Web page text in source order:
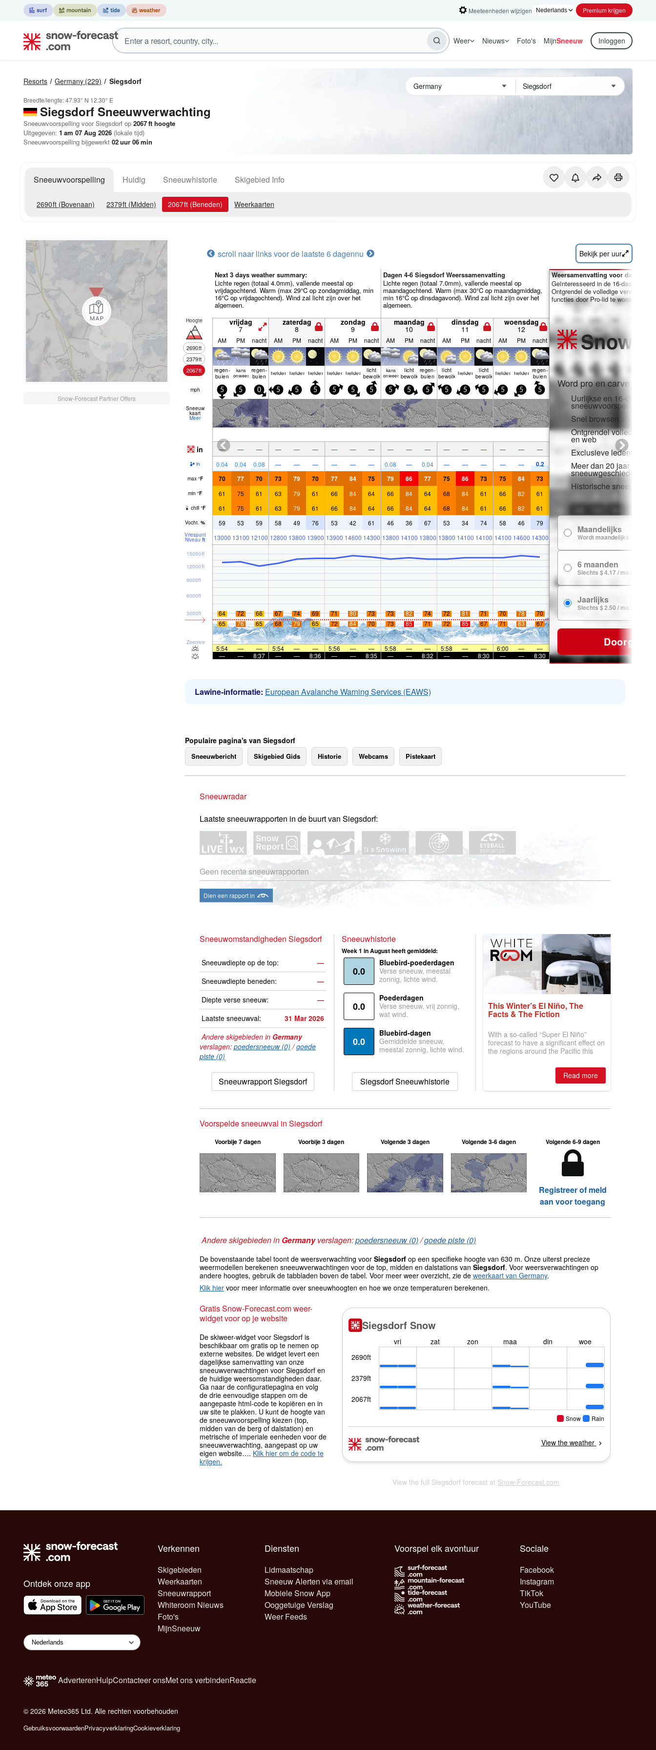
Meeteenheden wijzigen Premium krijgen
Weer Nieuws Foto's MijnSneeuw Inloggen
Resorts Germany (229) Siegsdorf
Breedte/lengte:47.93° N 12.30° E
Siegsdorf Sneeuwverwachting
Sneeuwvoorspelling voor Siegsdorf op 2067ft hoogte
Uitgegeven: 1 am 07 Aug 2026 (lokale tijd)
Sneeuwvoorspelling bijgewerkt 02uur 06min
Sneeuwvoorspelling Huidig Sneeuwhistorie Skigebied Info
2690ft (Bovenaan) 2379ft (Midden) 2067ft (Beneden) Weerkaarten
Snow-Forecast Partner Offers
scroll naar links voor de laatste 6 dagennu Bekijk per uur
Next 3 days weather summary:
Lichte regen (totaal 4.0mm), vallende meestal op
vrijdagochtend. Warm (max 29°C op zondagmiddag, min
16°C op vrijdagochtend). Wind zal licht zijn over het
algemeen.
Dagen 4-6 Siegsdorf Weerssamenvatting
Lichte regen (totaal 7.0mm), vallende meestal op
maandagochtend. Warm (max 30°C op maandagmiddag,
min 16°C op dinsdagavond). Wind zal licht zijn over het
algemeen.
Hoogte
2690ft
2379ft
2067ft
vrijdag
7
zaterdag
8
zondag
9
maandag
10
dinsdag
11
woensdag
12
AM PM nacht AM PM nacht AM PM nacht AM PM nacht AM PM nacht AM PM nacht
regen­
buien
kans
onweer
regen­
buien helder helder helder helder helder licht
bewolkt
kans
onweer
licht
bewolkt
regen­
buien
licht
bewolkt helder licht
bewolkt helder helder regen­
buien
mph 5 5 0 5 5 5 5 5 5 5 5 5 5 5 5 5 5 5
Sneeuw
kaart
Meer
in — — — — — — — — — — — — — — — — — —
in 0.04 0.04 0.08 — — — — — — 0.08 — 0.04 — — — — — 0.2
max °F 70 77 70 73 79 70 77 84 75 79 86 77 75 86 73 75 84 73
min °F 61 75 61 63 79 61 66 84 64 66 84 64 68 84 61 66 82 61
chill °F 61 75 61 63 79 61 66 84 64 66 84 64 68 84 61 66 82 61
Vocht. % 59 53 59 58 49 76 53 42 61 46 36 67 53 34 74 58 46 79
Vriespunt
Niveau ft 13000 13100 12100 12800 13800 13900 13900 14600 14300 13800 14100 13800 13800 14100 14100 14100 14600 14300
Zeeniveau
3000ft
6000ft
9000ft
12000ft
15000ft
64 72 66 67 74 69 71 80 73 73 82 74 72 81 71 70 78
70
65
76 65 68 79 65 72 84 70 73 85 71 72 85 67 71 83 67
5:54 — — 5:54 — — 5:56 — — 5:58 — — 5:58 — — 6:00 —
—
—
— 8:37 — — 8:36 — — 8:35 — — 8:32 — — 8:30 — — 8:30
Weersamenvatting voor dagen 7-
Geïnteresseerd in de 16-daagse
Ontgrendel de volledige
functies door Pro-lid te worden.
Snow
Word pro en carve uit:
Uurlijkse en 16-daagse
sneeuwvoorspellingen
Snel browsen zonder
Ontgrendel volledige
en web
Exclusieve
Meer dan 20 jaar
sneeuwgeschiedenis
Historische
Maandelijks
Wordt maandelijks verlengd
6 maanden
Slechts $ 4.17 / maand
Jaarlijks
Slechts $ 2.50 / maand
Doorgaan
Lawine-informatie: European Avalanche Warning Services (EAWS)
Populaire pagina's van Siegsdorf
Sneeuwbericht Skigebied Gids Historie Webcams Pistekaart
Sneeuwradar
Laatste sneeuwrapporten in de buurt van Siegsdorf:
Geen recente sneeuwrapporten
Dien een rapport in
Sneeuwomstandigheden Siegsdorf
Sneeuwdiepte op de top:
—
Sneeuwdiepte beneden:
—
Diepte verse sneeuw:
—
Laatste sneeuwval:
31 Mar 2026
Andere skigebieden in Germany
verslagen: poedersneeuw (0) /goede
piste (0)
Sneeuwrapport Siegsdorf
Sneeuwhistorie
Week 1 in August heeft gemiddeld:
0.0
Bluebird-poederdagen
Verse sneeuw, meestal
zonnig, lichte wind.
0.0
Poederdagen
Verse sneeuw, vrij zonnig,
wat wind.
0.0
Bluebird-dagen
Gemiddelde sneeuw,
meestal zonnig, lichte wind.
Siegsdorf Sneeuwhistorie
This Winter’s El Niño, The
Facts & The Fiction
With a so-called “Super El Niño”
forecast to have a significant effect on
the regions around the Pacific this
is simple: book now or wait, and
where are the best odds?Read more
Voorspelde sneeuwval in Siegsdorf
Voorbije 7 dagen Voorbije 3 dagen Volgende 3 dagen Volgende 3-6 dagen Volgende 6-9 dagen
Registreer of meld
aan voor toegang
Andere skigebieden in Germanyverslagen:poedersneeuw (0)/goede piste (0)
De bovenstaande tabel toont de weersverwachting voor Siegsdorf op een specifieke hoogte van 630 m. Onze uiterst precieze
weermodellen berekenen sneeuwverwachtingen voor de top, midden en dalstations van Siegsdorf. Voor weersverwachtingen op
andere hoogtes, gebruik de tabbladen boven de tabel. Voor meer weer overzicht, zie de weerkaart van Germany.
Klik hier voor meer informatie over sneeuwhoogten en hoe we onze temperaturen berekenen.
Gratis Snow-Forecast.com weer-
widget voor op je website
De skiweer-widget voor Siegsdorf is
beschikbaar om gratis op te nemen op
externe websites. De widget levert een
dagelijkse samenvatting van onze
sneeuwverwachtingen voor Siegsdorf en
de huidige weersomstandigheden daar.
Ga naar de configuratiepagina en volg
de drie eenvoudige stappen om de
aangepaste html-code te kopiëren en in
uw site te plakken. U kunt de hoogte van
de sneeuwvoorspelling kiezen (top,
midden van de berg of dalstation) en
metrische of imperiale eenheden voor de
sneeuwverwachting, aangepast op uw
eigen website…. Klik hier om de code te
krijgen.
View the full Siegsdorf forecast at Snow-Forecast.com
Ontdek onze app
Verkennen
Skigebieden
Weerkaarten
Sneeuwrapport
Whiteroom Nieuws
Foto's
MijnSneeuw
Diensten
Lidmaatschap
Sneeuw Alerten via email
Mobiele Snow App
Ooggetuige Verslag
Weer Feeds
Sociale
Facebook
Instagram
TikTok
YouTube
Voorspel elk avontuur
AdverterenHulpContacteer onsMet ons verbindenReactie
© 2026 Meteo365 Ltd. Alle rechten voorbehouden
GebruiksvoorwaardenPrivacyverklaringCookieverklaring